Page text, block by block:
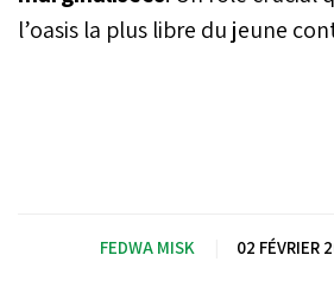
l’oasis la plus libre du jeune
FEDWA MISK 02 FÉVRIER